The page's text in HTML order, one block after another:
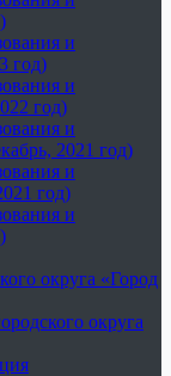
и
год)
и
год)
и
2021 год)
и
год)
и
округа «Город
округа